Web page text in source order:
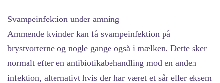
Svampeinfektion under amning
Ammende kvinder kan få svampeinfektion på
brystvorterne og nogle gange også i mælken. Dette sker
normalt efter en antibiotikabehandling mod en anden
infektion, alternativt hvis der har været et sår eller eksem